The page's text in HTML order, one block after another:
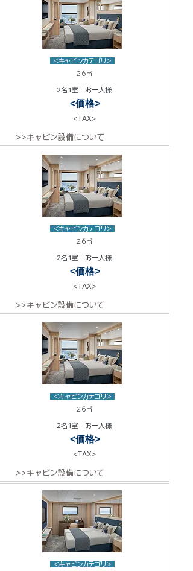
<キャビンカテゴリ>
26㎡
2名1室 お一人様
<価格>
<TAX>
>>キャビン設備について
<キャビンカテゴリ>
26㎡
2名1室 お一人様
<価格>
<TAX>
>>キャビン設備について
<キャビンカテゴリ>
26㎡
2名1室 お一人様
<価格>
<TAX>
>>キャビン設備について
<キャビンカテゴリ>